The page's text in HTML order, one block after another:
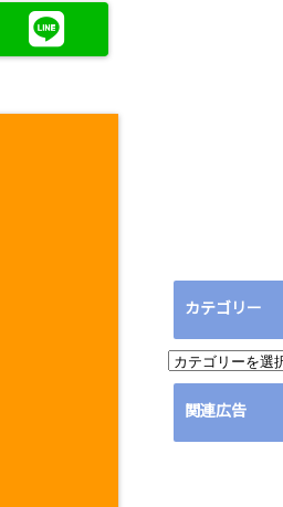
カテゴリー
カ
テ
リ
関連広告